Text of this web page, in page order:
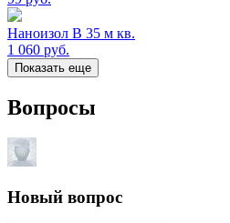
Наноизол В 35 м кв.
1 060 руб.
Показать еще
Вопросы
Новый вопрос